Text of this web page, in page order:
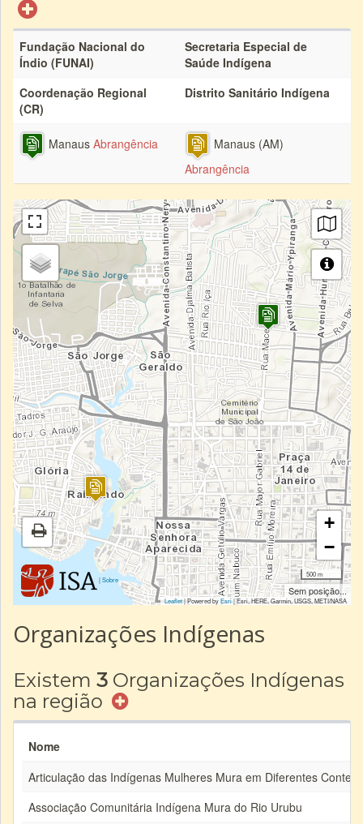
Fundação Nacional do
Índio (FUNAI)
Secretaria Especial de
Saúde Indígena
Coordenação Regional
(CR)
Distrito Sanitário Indígena
Manaus Abrangência
Manaus (AM)
Abrangência
|Sobre
+
−
500 m
Sem posição...
Leaflet| Powered byEsri|Esri, HERE, Garmin, USGS, METI/NASA
Organizações Indígenas
Existem 3 Organizações Indígenas
na região
Nome
Articulação das Indígenas Mulheres Mura em Diferentes
Associação Comunitária Indígena Mura do Rio Urubu